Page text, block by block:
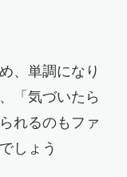
、単調になり
「気づいたら
れるのもファ
しょう